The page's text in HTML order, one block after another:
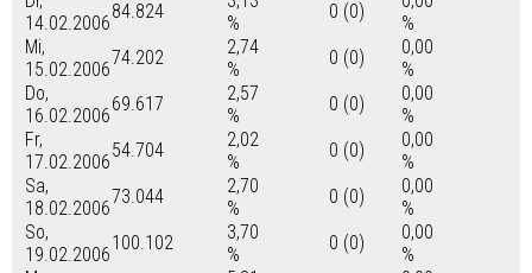
14.02.2006
84.824
%
0 (0)
%
Mi,
15.02.2006
74.202
2,74
%
0 (0)
0,00
%
Do,
16.02.2006
69.617
2,57
%
0 (0)
0,00
%
Fr,
17.02.2006
54.704
2,02
%
0 (0)
0,00
%
Sa,
18.02.2006
73.044
2,70
%
0 (0)
0,00
%
So,
19.02.2006
100.102
3,70
%
0 (0)
0,00
%